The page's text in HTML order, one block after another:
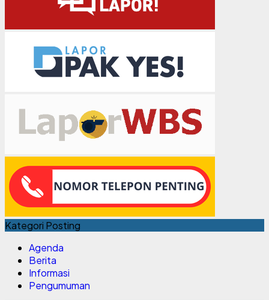
Kategori Posting
Agenda
Berita
Informasi
Pengumuman